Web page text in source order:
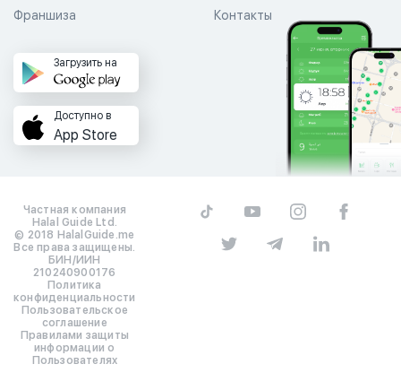
Контакты
Франшиза
Загрузить на
Доступно в
App Store
Частная компания
Halal Guide Ltd.
© 2018 HalalGuide.me
Все права защищены.
БИН/ИИН
210240900176
Политика
конфиденциальности
Пользовательское
соглашение
Правилами защиты
информации о
Пользователях